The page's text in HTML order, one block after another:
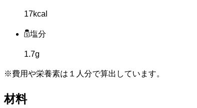
17kcal
塩分
1.7g
※費用や栄養素は １人分で算出しています。
材料